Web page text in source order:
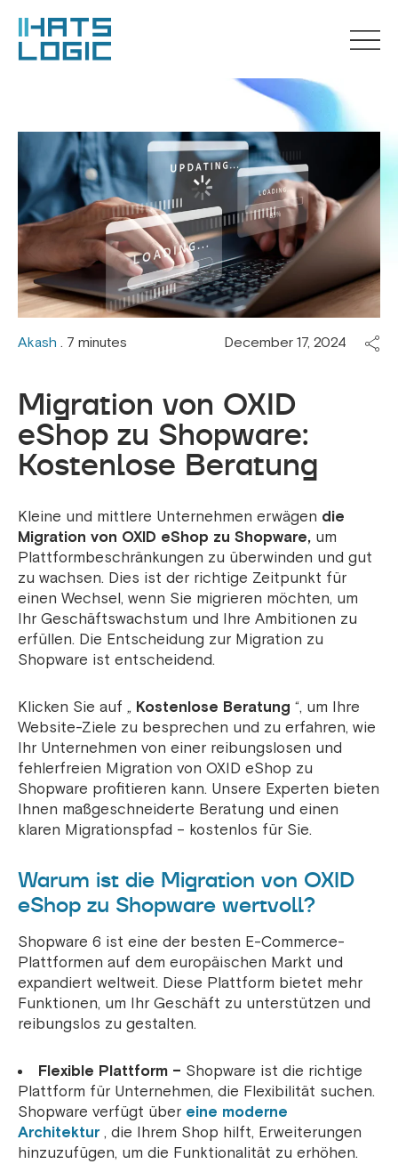
Akash . 7 minutes December 17, 2024
Migration von OXID
eShop zu Shopware:
Kostenlose Beratung
Kleine und mittlere Unternehmen erwägen die
Migration von OXID eShop zu Shopware, um
Plattformbeschränkungen zu überwinden und gut
zu wachsen. Dies ist der richtige Zeitpunkt für
einen Wechsel, wenn Sie migrieren möchten, um
Ihr Geschäftswachstum und Ihre Ambitionen zu
erfüllen. Die Entscheidung zur Migration zu
Shopware ist entscheidend.
Klicken Sie auf „ Kostenlose Beratung “, um Ihre
Website-Ziele zu besprechen und zu erfahren, wie
Ihr Unternehmen von einer reibungslosen und
fehlerfreien Migration von OXID eShop zu
Shopware profitieren kann. Unsere Experten bieten
Ihnen maßgeschneiderte Beratung und einen
klaren Migrationspfad – kostenlos für Sie.
Warum ist die Migration von OXID
eShop zu Shopware wertvoll?
Shopware 6 ist eine der besten E-Commerce-
Plattformen auf dem europäischen Markt und
expandiert weltweit. Diese Plattform bietet mehr
Funktionen, um Ihr Geschäft zu unterstützen und
reibungslos zu gestalten.
Flexible Plattform – Shopware ist die richtige
Plattform für Unternehmen, die Flexibilität suchen.
Shopware verfügt über eine moderne
Architektur, die Ihrem Shop hilft, Erweiterungen
hinzuzufügen, um die Funktionalität zu erhöhen.